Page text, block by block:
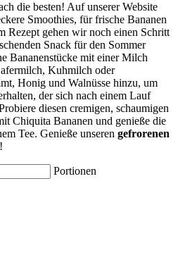
die besten! Auf unserer Website
Smoothies, für frische Bananen
Rezept gehen wir noch einen Schritt
Snack für den Sommer
Bananenstücke mit einer Milch
Kuhmilch oder
Honig und Walnüsse hinzu, um
der sich nach einem Lauf
diesen cremigen, schaumigen
Chiquita Bananen und genieße die
Tee. Genieße unseren gefrorenen
!
Portionen